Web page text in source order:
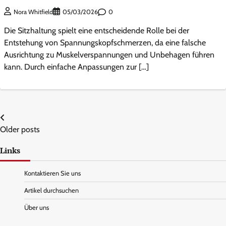
Nora Whitfield 05/03/2026 0
Die Sitzhaltung spielt eine entscheidende Rolle bei der
Entstehung von Spannungskopfschmerzen, da eine falsche
Ausrichtung zu Muskelverspannungen und Unbehagen führen
kann. Durch einfache Anpassungen zur […]
Posts
navigation
Older posts
Links
Kontaktieren Sie uns
Artikel durchsuchen
Über uns